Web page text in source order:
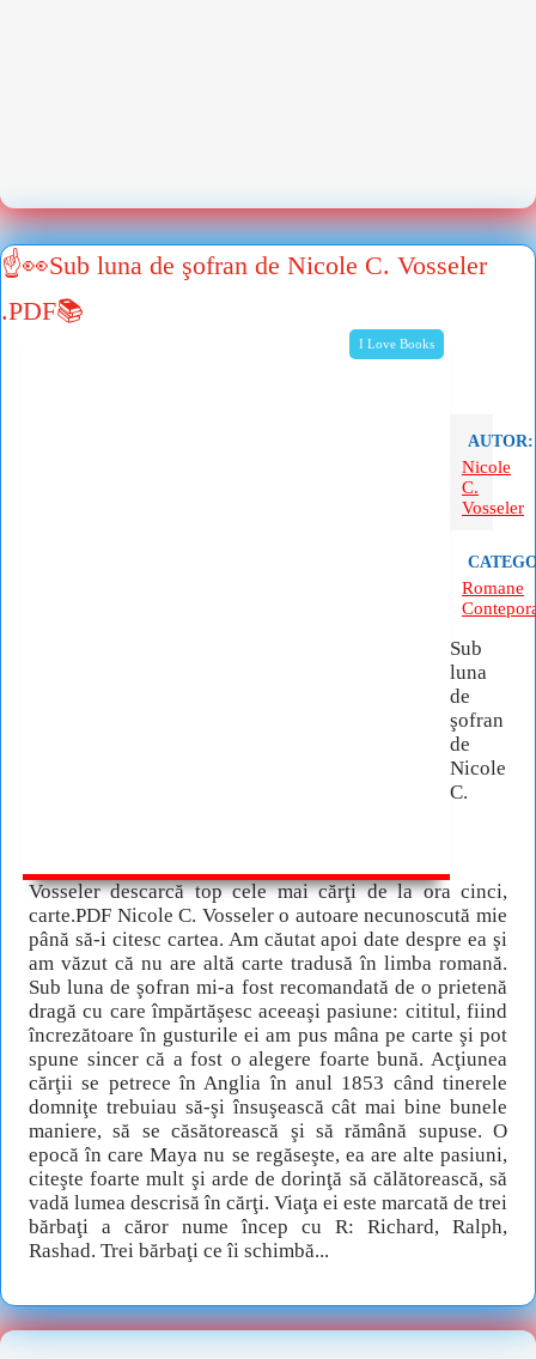
I Love Books
☝👀Sub luna de şofran de Nicole C. Vosseler
.PDF📚
AUTOR:
Nicole
C.
Vosseler
Romane
Sub
luna
de
şofran
de
Nicole
C.
Vosseler descarcă top cele mai cărţi de la ora cinci,
carte.PDF Nicole C. Vosseler o autoare necunoscută mie
până să-i citesc cartea. Am căutat apoi date despre ea şi
am văzut că nu are altă carte tradusă în limba romană.
Sub luna de şofran mi-a fost recomandată de o prietenă
dragă cu care împărtăşesc aceeaşi pasiune: cititul, fiind
încrezătoare în gusturile ei am pus mâna pe carte şi pot
spune sincer că a fost o alegere foarte bună. Acţiunea
cărţii se petrece în Anglia în anul 1853 când tinerele
domniţe trebuiau să-şi însuşească cât mai bine bunele
maniere, să se căsătorească şi să rămână supuse. O
epocă în care Maya nu se regăseşte, ea are alte pasiuni,
citeşte foarte mult şi arde de dorinţă să călătorească, să
vadă lumea descrisă în cărţi. Viaţa ei este marcată de trei
bărbaţi a căror nume încep cu R: Richard, Ralph,
Rashad. Trei bărbaţi ce îi schimbă...